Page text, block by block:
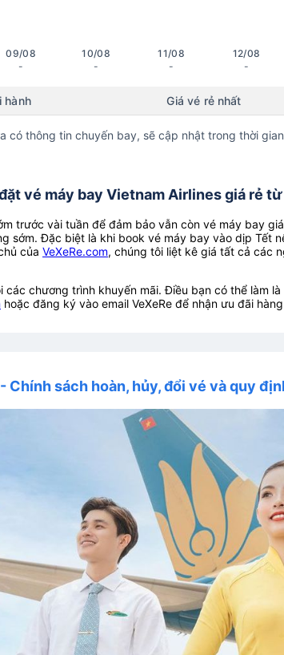
09/08
-
10/08
-
11/08
-
12/08
-
hành Giá vé rẻ nhất
có thông tin chuyến bay, sẽ cập nhật trong thời
vé máy bay Vietnam Airlines giá rẻ
trước vài tuần để đảm bảo vẫn còn vé máy bay
sớm. Đặc biệt là khi book vé máy bay vào dịp Tết
của VeXeRe.com, chúng tôi liệt kê giá tất cả các
các chương trình khuyến mãi. Điều bạn có thể làm
hoặc đăng ký vào email VeXeRe để nhận ưu đãi
Chính sách hoàn, hủy, đổi vé và quy